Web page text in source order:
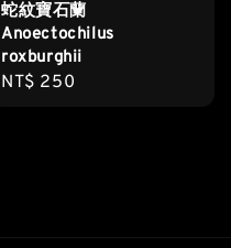
蛇紋寶石蘭
Anoectochilus
roxburghii
Regular
NT$ 250